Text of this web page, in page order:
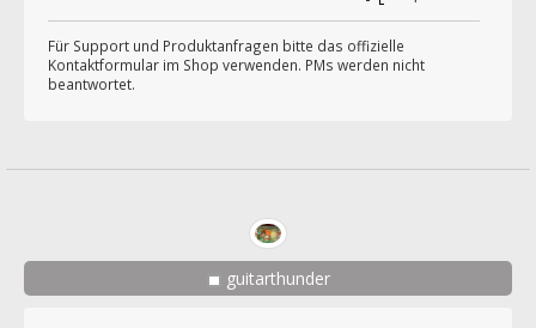
Für Support und Produktanfragen bitte das offizielle
Kontaktformular im Shop verwenden. PMs werden nicht
beantwortet.
guitarthunder